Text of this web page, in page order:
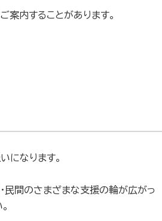
案内することがあります。
になります。
民間のさまざまな支援の輪が広がっ